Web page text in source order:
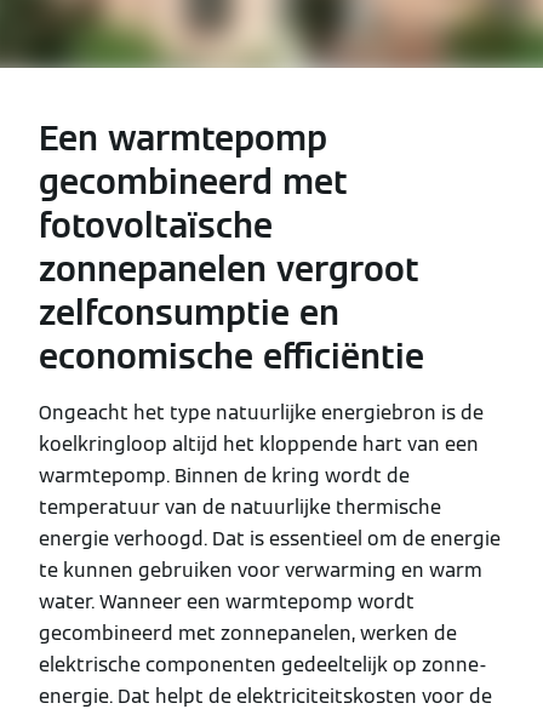
Een warmtepomp
gecombineerd met
fotovoltaïsche
zonnepanelen vergroot
zelfconsumptie en
economische efficiëntie
Ongeacht het type natuurlijke energiebron is de
koelkringloop altijd het kloppende hart van een
warmtepomp. Binnen de kring wordt de
temperatuur van de natuurlijke thermische
energie verhoogd. Dat is essentieel om de energie
te kunnen gebruiken voor verwarming en warm
water. Wanneer een warmtepomp wordt
gecombineerd met zonnepanelen, werken de
elektrische componenten gedeeltelijk op zonne-
energie. Dat helpt de elektriciteitskosten voor de